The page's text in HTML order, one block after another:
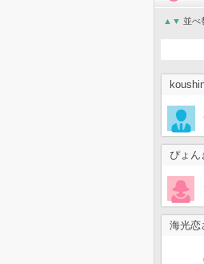
▲ ▼ 並べ
ぴょん
海光恋